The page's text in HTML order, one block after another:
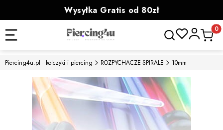
Wysyłka Gratis od 80zł
powyżej 100zł prezent
Otwórz
Piercing4u.pl - kolczyki i piercing ROZPYCHACZE-SPIRALE 10mm